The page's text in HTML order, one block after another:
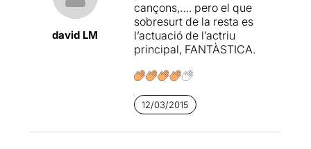
david LM
cançons,…. pero el que
sobresurt de la resta es
l’actuació de l’actriu
principal, FANTÀSTICA.
12/03/2015